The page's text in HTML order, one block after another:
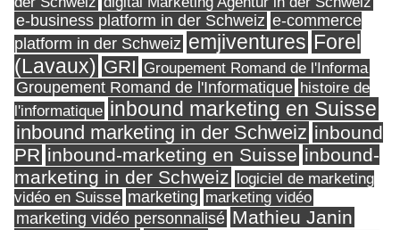
e-business platform in der Schweiz e-commerce
platform in der Schweiz emjiventures Forel
(Lavaux) GRI Groupement Romand de l'Informa
Groupement Romand de l'Informatique histoire de
l'informatique inbound marketing en Suisse
inbound marketing in der Schweiz inbound
PR inbound-marketing en Suisse inbound-
marketing in der Schweiz logiciel de marketing
vidéo en Suisse marketing marketing vidéo
marketing vidéo personnalisé Mathieu Janin